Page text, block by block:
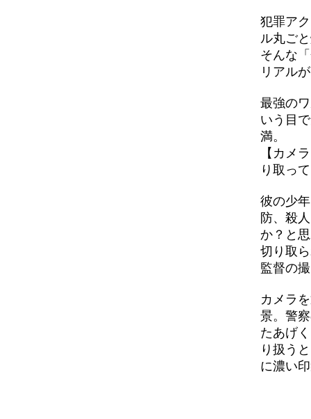
犯罪ア
ル丸ご
そんな
リアル
最強の
いう目
満。
【カメ
り取っ
彼の少
防、殺
か？と
切り取
監督の
カメラ
景。警
たあげ
り扱う
に濃い